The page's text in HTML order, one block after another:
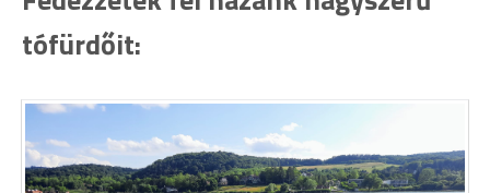
tófürdőit: